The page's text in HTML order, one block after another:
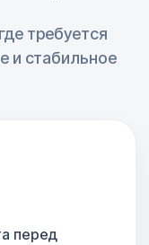
требуется
и стабильное
перед